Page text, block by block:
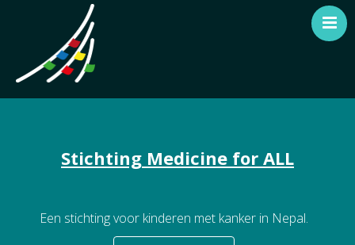
Wat we doen
Help mee
English
Stichting Medicine for ALL
Een stichting voor kinderen met kanker in Nepal.